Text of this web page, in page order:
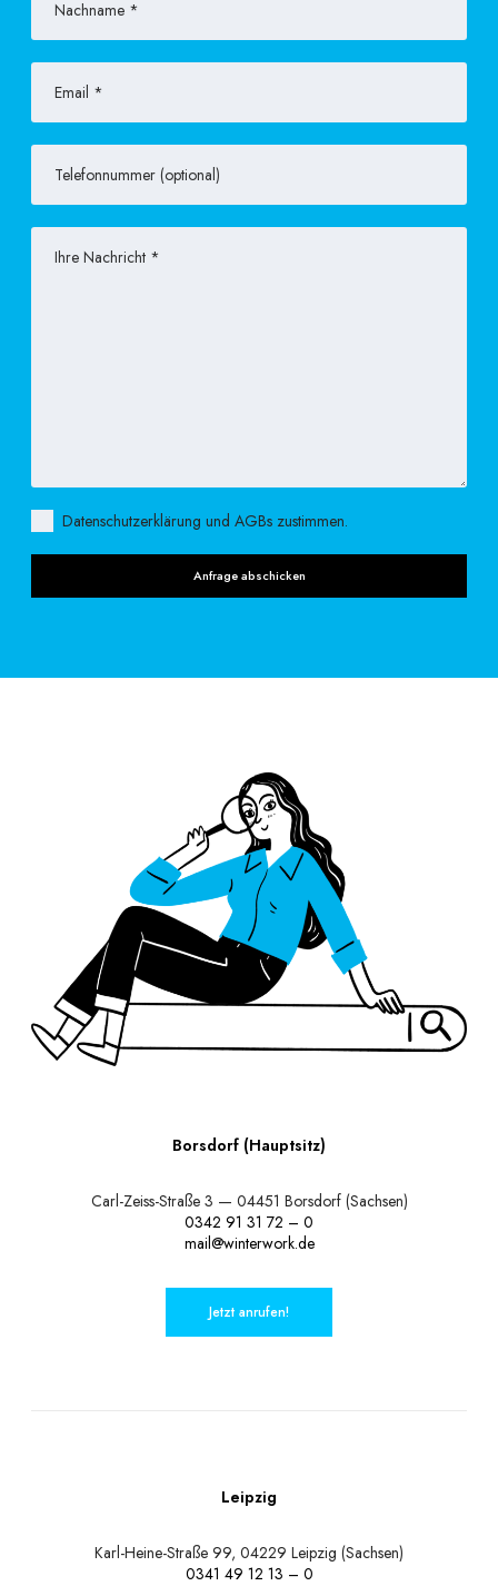
Datenschutzerklärung und AGBs zustimmen.
Borsdorf (Hauptsitz)
Carl-Zeiss-Straße 3 — 04451 Borsdorf (Sachsen)
0342 91 31 72 – 0
mail@winterwork.de
Jetzt anrufen!
Leipzig
Karl-Heine-Straße 99, 04229 Leipzig (Sachsen)
0341 49 12 13 – 0